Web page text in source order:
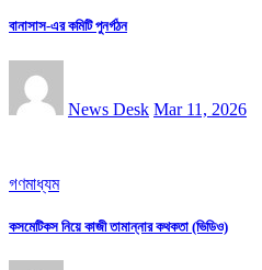
বানাসাস-এর কমিটি পুনর্গঠন
News Desk Mar 11, 2026
গণমাধ্যম
কসমেটিকস নিয়ে কাজী তামান্নার কথকতা (ভিডিও)